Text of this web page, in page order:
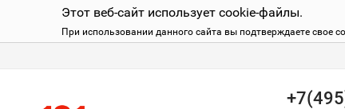
Этот веб-сайт использует cookie-файлы.
При использовании данного сайта вы подтверждаете свое